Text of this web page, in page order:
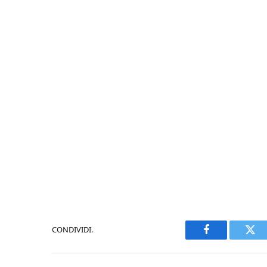
CONDIVIDI.
Facebook